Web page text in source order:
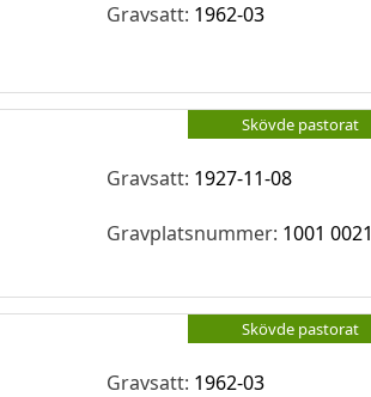
Gravsatt: 1962-03
Skövde pastorat
Gravsatt: 1927-11-08
Gravplatsnummer: 1001 0021
Skövde pastorat
Gravsatt: 1962-03